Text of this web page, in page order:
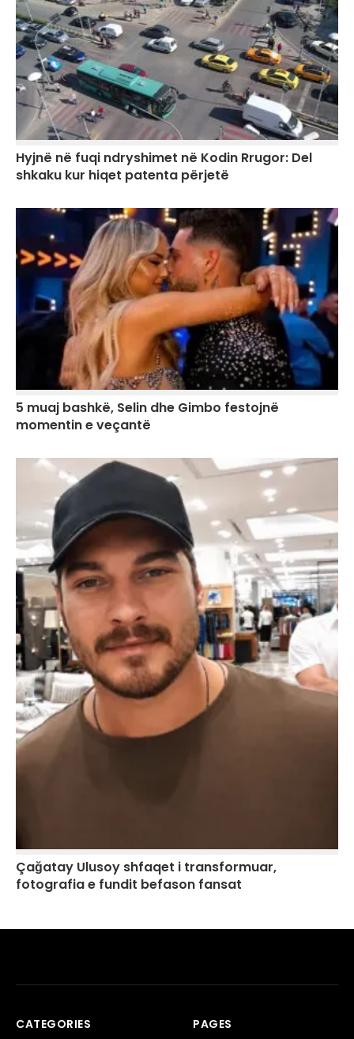
Hyjnë në fuqi ndryshimet në Kodin Rrugor: Del
shkaku kur hiqet patenta përjetë
5 muaj bashkë, Selin dhe Gimbo festojnë
momentin e veçantë
Çağatay Ulusoy shfaqet i transformuar,
fotografia e fundit befason fansat
CATEGORIES PAGES